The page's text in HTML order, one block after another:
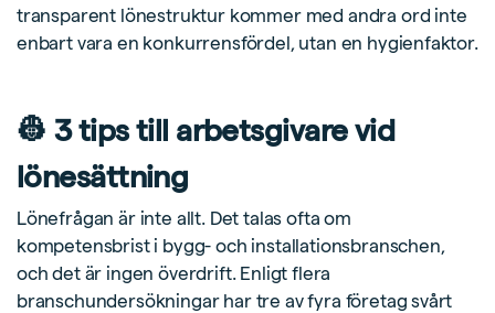
transparent lönestruktur kommer med andra ord inte
enbart vara en konkurrensfördel, utan en hygienfaktor.
👷 3 tips till arbetsgivare vid
lönesättning
Lönefrågan är inte allt. Det talas ofta om
kompetensbrist i bygg- och installationsbranschen,
och det är ingen överdrift. Enligt flera
branschundersökningar har tre av fyra företag svårt